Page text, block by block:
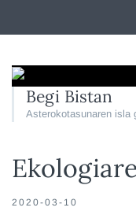
Begi Bistan
Asterokotasunaren isla
2020-03-10